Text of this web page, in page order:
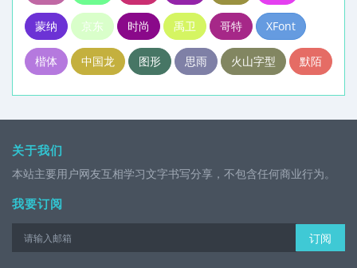
蒙纳 京东 时尚 禹卫 哥特 XFont
楷体 中国龙 图形 思雨 火山字型 默陌
关于我们
本站主要用户网友互相学习文字书写分享，不包含任何商业行为。
我要订阅
订阅